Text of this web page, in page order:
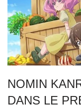
NOMIN
DANS LE